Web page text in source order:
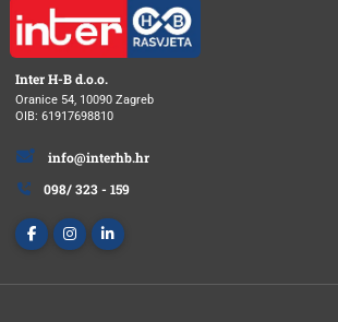
Inter H-B d.o.o.
Oranice 54, 10090 Zagreb
OIB: 61917698810
info@interhb.hr
098/ 323 - 159